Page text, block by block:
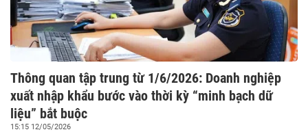
Thông quan tập trung từ 1/6/2026: Doanh nghiệp
xuất nhập khẩu bước vào thời kỳ “minh bạch dữ
liệu” bắt buộc
15:15 12/05/2026